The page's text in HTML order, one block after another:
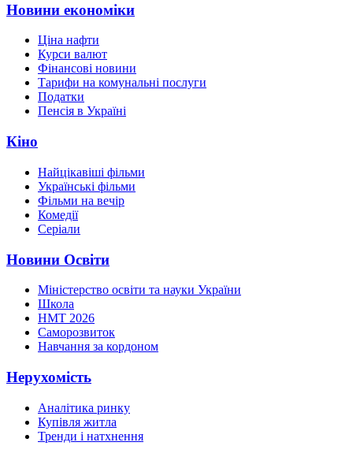
Новини економіки
Ціна нафти
Курси валют
Фінансові новини
Тарифи на комунальні послуги
Податки
Пенсія в Україні
Кіно
Найцікавіші фільми
Українські фільми
Фільми на вечір
Комедії
Серіали
Новини Освіти
Міністерство освіти та науки України
Школа
НМТ 2026
Саморозвиток
Навчання за кордоном
Нерухомість
Аналітика ринку
Купівля житла
Тренди і натхнення